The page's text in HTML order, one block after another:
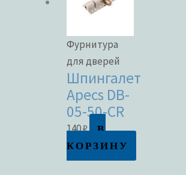
Фурнитура
для дверей
Шпингалет
Apecs DB-
05-50-CR
140₽
В
КОРЗИНУ